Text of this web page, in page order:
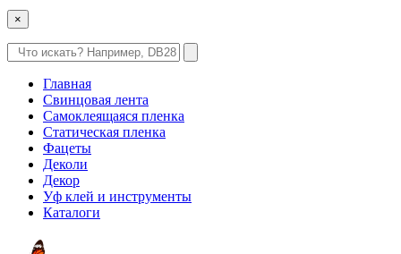
×
Главная
Свинцовая лента
Самоклеящаяся пленка
Статическая пленка
Фацеты
Деколи
Декор
Уф клей и инструменты
Каталоги